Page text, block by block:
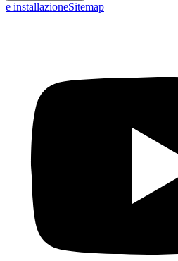
e installazioneSitemap